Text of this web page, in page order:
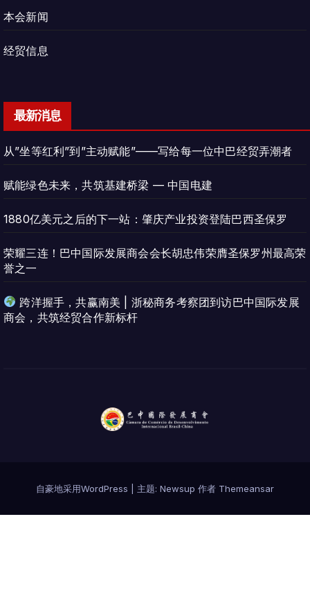
本会新闻
经贸信息
最新消息
从”坐等红利”到”主动赋能”——写给每一位中巴经贸弄潮者
赋能绿色未来，共筑基建桥梁 — 中国电建
1880亿美元之后的下一站：肇庆产业投资登陆巴西圣保罗
荣耀三连！巴中国际发展商会会长胡忠伟荣膺圣保罗州最高荣
誉之一
跨洋握手，共赢南美 | 浙秘商务考察团到访巴中国际发展
商会，共筑经贸合作新标杆
自豪地采用WordPress 主题: Newsup 作者 Themeansar